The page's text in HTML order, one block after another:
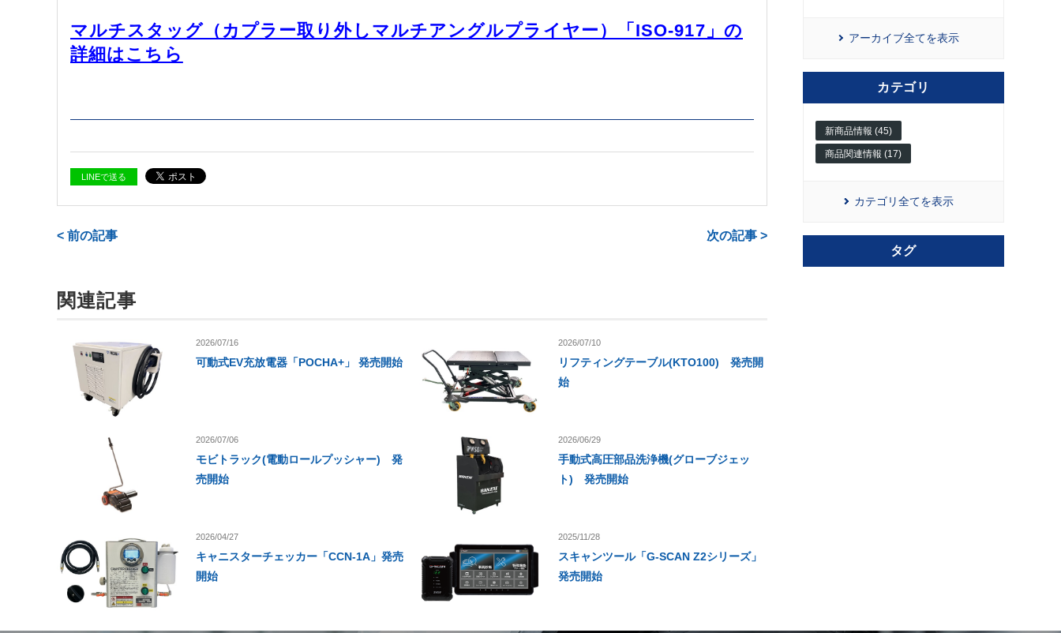
マルチスタッグ（カプラー取り外しマルチアングルプライヤー）「ISO-917」の
詳細はこちら
LINEで送る
< 前の記事 次の記事 >
関連記事
2026/07/16
可動式EV充放電器「POCHA+」 発売開始
2026/07/10
リフティングテーブル(KTO100) 発売開
始
2026/07/06
モビトラック(電動ロールプッシャー) 発
売開始
2026/06/29
手動式高圧部品洗浄機(グローブジェッ
ト) 発売開始
2026/04/27
キャニスターチェッカー「CCN-1A」発売
開始
2025/11/28
スキャンツール「G-SCAN Z2シリーズ」
発売開始
アーカイブ全てを表示
カテゴリ
新商品情報 (45)
商品関連情報 (17)
カテゴリ全てを表示
タグ